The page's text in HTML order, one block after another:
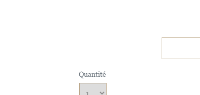
Quantité